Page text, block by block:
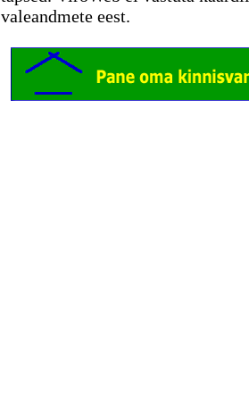
valeandmete eest.